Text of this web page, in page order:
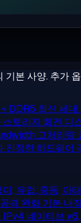
기본 사양. 추가
DDR5 최신 세대
토리지 회전 디
고처리량
진정한 하드웨어
미, 유럽, 중동, 아태
공격 완화 기본 내
IPv4 네이티브